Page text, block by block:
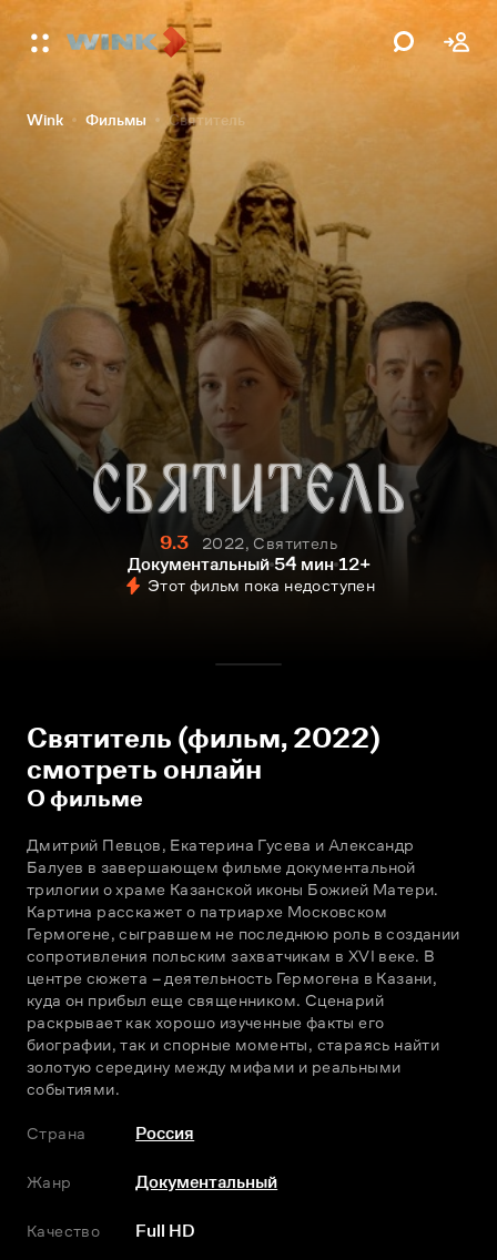
Wink Фильмы Святитель
9.3
2022, Святитель
Документальный 54 мин 12+
Этот фильм пока недоступен
Святитель (фильм, 2022)
смотреть онлайн
О фильме
Дмитрий Певцов, Екатерина Гусева и Александр
Балуев в завершающем фильме документальной
трилогии о храме Казанской иконы Божией Матери.
Картина расскажет о патриархе Московском
Гермогене, сыгравшем не последнюю роль в создании
сопротивления польским захватчикам в XVI веке. В
центре сюжета – деятельность Гермогена в Казани,
куда он прибыл еще священником. Сценарий
раскрывает как хорошо изученные факты его
биографии, так и спорные моменты, стараясь найти
золотую середину между мифами и реальными
событиями.
Страна Россия
Жанр Документальный
Качество Full HD